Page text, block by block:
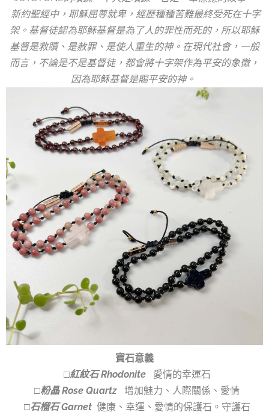
新約聖經中，耶穌屈尊就卑，經歷種種苦難最終受死在十字
架。基督徒認為耶穌基督是為了人的罪性而死的，所以耶穌
基督是救贖、是赦罪、是使人重生的神。在現代社會，一般
而言，不論是不是基督徒，都會將十字架作為平安的象徵，
因為耶穌基督是賜平安的神。
寶石意義
□紅紋石 Rhodonite
愛情的幸運石
□粉晶 Rose Quartz
增加魅力、人際關係、愛情
□石榴石 Garnet 健康、幸運、愛情的保護石。守護石